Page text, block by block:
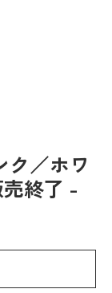
ク／ホワ
終了 -